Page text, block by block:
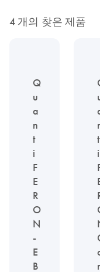
4 개의 찾은 제품
Q
u
a
n
t
i
F
E
R
O
N
-
E
B
t
i